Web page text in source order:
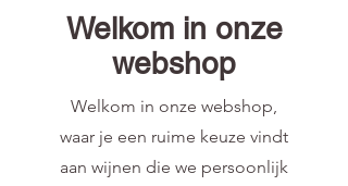
Welkom in onze
webshop
Welkom in onze webshop,
waar je een ruime keuze vindt
aan wijnen die we persoonlijk